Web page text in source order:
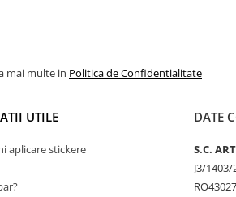
mai multe in Politica de Confidentialitate
UTILE
aplicare stickere
DATE
S.C.
J3/1403/